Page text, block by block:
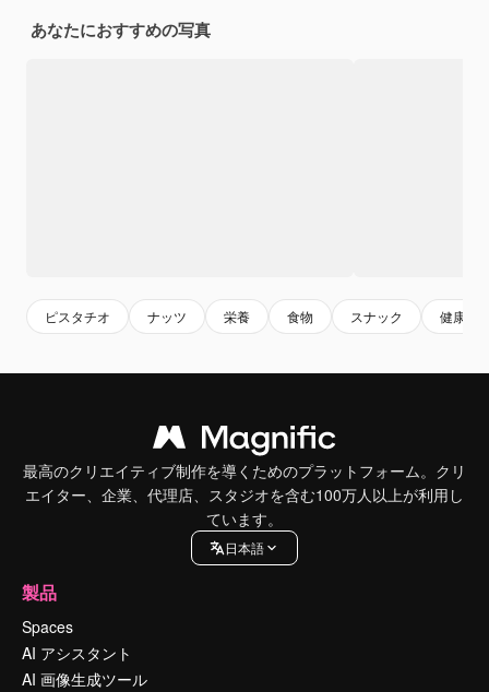
あなたにおすすめの写真
ピスタチオ ナッツ 栄養 食物 スナック 健康
最高のクリエイティブ制作を導くためのプラットフォーム。クリ
エイター、企業、代理店、スタジオを含む100万人以上が利用し
ています。
日本語
製品
Spaces
AI アシスタント
AI 画像生成ツール